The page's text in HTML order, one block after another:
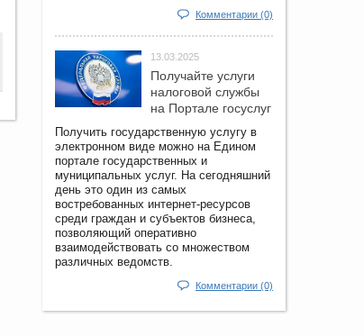
Комментарии (0)
13.03.2025
Получайте услуги
налоговой службы
на Портале госyслуг
Получить государственную услугу в
электронном виде можно на Едином
портале государственных и
муниципальных услуг. На сегодняшний
день это один из самых
востребованных интернет-ресурсов
среди граждан и субъектов бизнеса,
позволяющий оперативно
взаимодействовать со множеством
различных ведомств.
Комментарии (0)